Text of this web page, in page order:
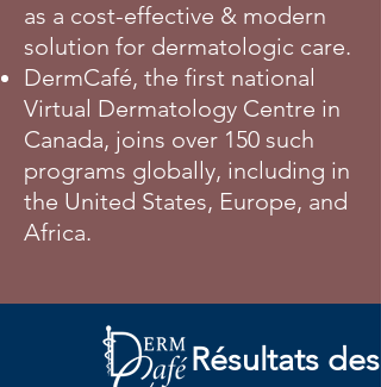
as a cost-effective & modern
solution for dermatologic care.
DermCafé, the first national
Virtual Dermatology Centre in
Canada, joins over 150 such
programs globally, including in
the United States, Europe, and
Africa.
Résultats des